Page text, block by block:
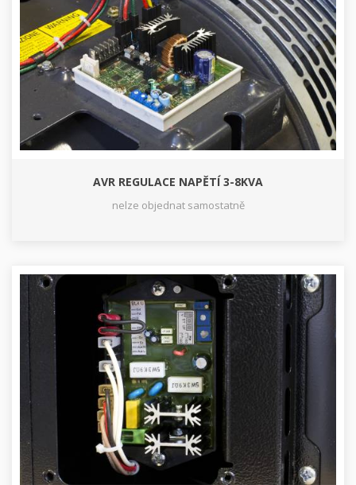
AVR REGULACE NAPĚTÍ 3-8KVA
nelze objednat samostatně